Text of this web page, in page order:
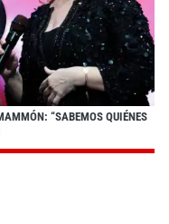
“SABEMOS QUIÉNES